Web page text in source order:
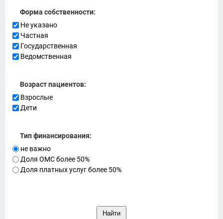
Форма собственности:
Не указано
Частная
Государственная
Ведомственная
Возраст пациентов:
Взрослые
Дети
Тип финансирования:
не важно
Доля ОМС более 50%
Доля платных услуг более 50%